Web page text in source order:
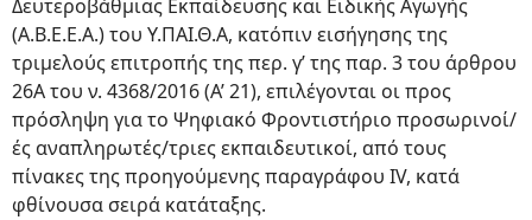
Δευτεροβάθμιας Εκπαίδευσης και Ειδικής Αγωγής
(Α.Β.Ε.Ε.Α.) του Υ.ΠΑΙ.Θ.Α, κατόπιν εισήγησης της
τριμελούς επιτροπής της περ. γ’ της παρ. 3 του άρθρου
26Α του ν. 4368/2016 (Α’ 21), επιλέγονται οι προς
πρόσληψη για το Ψηφιακό Φροντιστήριο προσωρινοί/
ές αναπληρωτές/τριες εκπαιδευτικοί, από τους
πίνακες της προηγούμενης παραγράφου IV, κατά
φθίνουσα σειρά κατάταξης.